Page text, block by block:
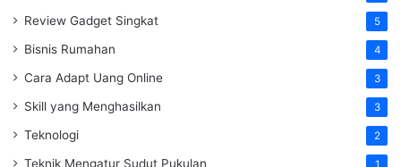
Review Gadget Singkat 5
Bisnis Rumahan 4
Cara Adapt Uang Online 3
Skill yang Menghasilkan 3
Teknologi 2
Teknik Mengatur Sudut Pukulan 1